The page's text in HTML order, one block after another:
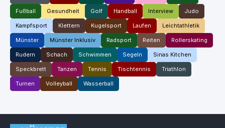
Fußball Gesundheit Golf Handball Interview Judo
Kampfsport Klettern Kugelsport Laufen Leichtathletik
Münster Münster Inklusiv Radsport Reiten Rollerskating
Rudern Schach Schwimmen Segeln Sinas Kitchen
Speckbrett Tanzen Tennis Tischtennis Triathlon
Turnen Volleyball Wasserball